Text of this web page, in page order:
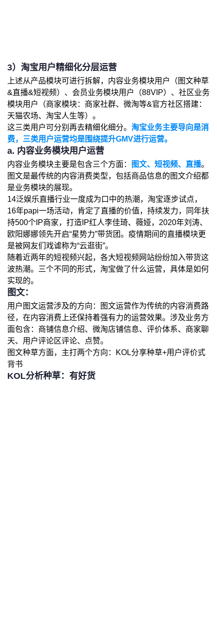
3）淘宝用户精细化分层运营
上述从产品模块可进行拆解，内容业务模块用户（图文种草
&直播&短视频）、会员业务模块用户（88VIP）、社区业务
模块用户（商家模块：商家社群、微淘等&官方社区搭建：
天猫农场、淘宝人生等）。
这三类用户可分别再去精细化细分。 淘宝业务主要导向是消
费，三类用户运营均是围绕提升GMV进行运营。
a. 内容业务模块用户运营
内容业务模块主要是包含三个方面： 图文、短视频、直播。
图文是最传统的内容消费类型，包括商品信息的图文介绍都
是业务模块的展现。
14泛娱乐直播行业一度成为口中的热潮，淘宝逐步试点，
16年papi一场活动，肯定了直播的价值，持续发力，同年扶
持500个IP商家，打造IP红人李佳琦、薇娅，2020年刘涛、
欧阳娜娜领先开启“星势力”带货团。疫情期间的直播模块更
是被网友们戏谑称为“云逛街”。
随着近两年的短视频兴起，各大短视频网站纷纷加入带货这
波热潮。三个不同的形式，淘宝做了什么运营，具体是如何
实现的。
图文：
用户图文运营涉及的方向：图文运营作为传统的内容消费路
径，在内容消费上还保持着强有力的运营效果。涉及业务方
面包含：商铺信息介绍、微淘店铺信息、评价体系、商家聊
天、用户评论区评论、点赞。
图文种草方面，主打两个方向：KOL分享种草+用户评价式
背书
KOL分析种草：有好货